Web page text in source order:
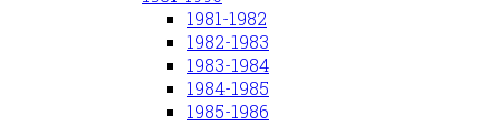
1981-1982
1982-1983
1983-1984
1984-1985
1985-1986